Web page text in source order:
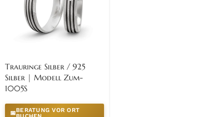
Trauringe Silber / 925
Silber | Modell Zum-
1005S
📅BERATUNG VOR ORT